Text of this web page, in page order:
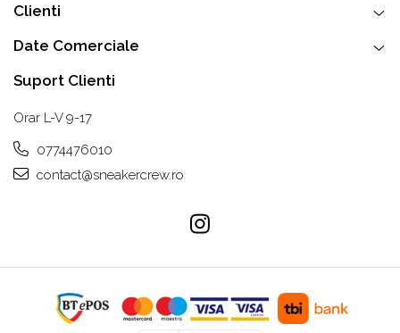
Clienti
Date Comerciale
Suport Clienti
Orar L-V 9-17
0774476010
contact@sneakercrew.ro